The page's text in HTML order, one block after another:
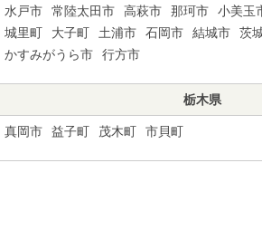
水戸市 常陸太田市 高萩市 那珂市 小美玉
城里町
大子町 土浦市 石岡市 結城市 茨
かすみがうら市
行方市
栃木県
真岡市 益子町 茂木町 市貝町